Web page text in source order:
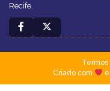
Recife.
Termos|
Criado com
e